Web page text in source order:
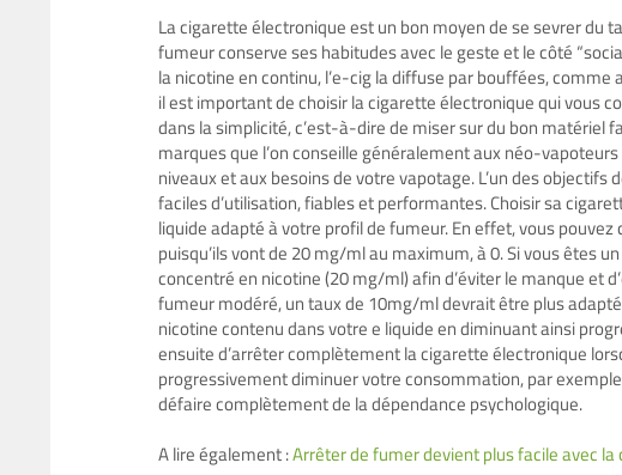
La cigarette électronique est un bon moyen de se sevrer du
fumeur conserve ses habitudes avec le geste et le côté
la nicotine en continu, l’e-cig la diffuse par bouffées,
il est important de choisir la cigarette électronique qui vous
dans la simplicité, c’est-à-dire de miser sur du bon matériel
marques que l’on conseille généralement aux néo-
niveaux et aux besoins de votre vapotage. L’un des
faciles d’utilisation, fiables et performantes. Choisir sa
liquide adapté à votre profil de fumeur. En effet, vous
puisqu’ils vont de 20 mg/ml au maximum, à 0. Si vous êtes
concentré en nicotine (20 mg/ml) afin d’éviter le manque et
fumeur modéré, un taux de 10mg/ml devrait être plus
nicotine contenu dans votre e liquide en diminuant ainsi
ensuite d’arrêter complètement la cigarette électronique
progressivement diminuer votre consommation, par
défaire complètement de la dépendance psychologique.
A lire également :Arrêter de fumer devient plus facile avec